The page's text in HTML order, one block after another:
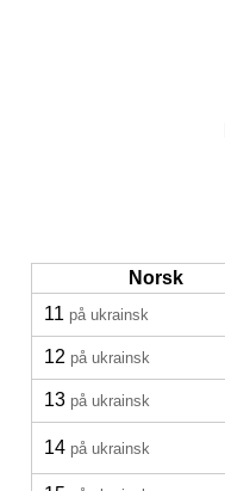
Norsk
11 på ukrainsk
12 på ukrainsk
13 på ukrainsk
14 på ukrainsk